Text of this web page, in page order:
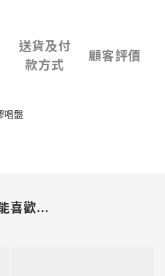
送貨及付
款方式
顧客評價
唱盤
喜歡...